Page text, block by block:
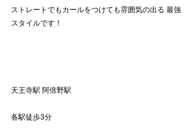
ストレートでもカールをつけても雰囲気の出る 最強
スタイルです！
天王寺駅 阿倍野駅
各駅徒歩3分